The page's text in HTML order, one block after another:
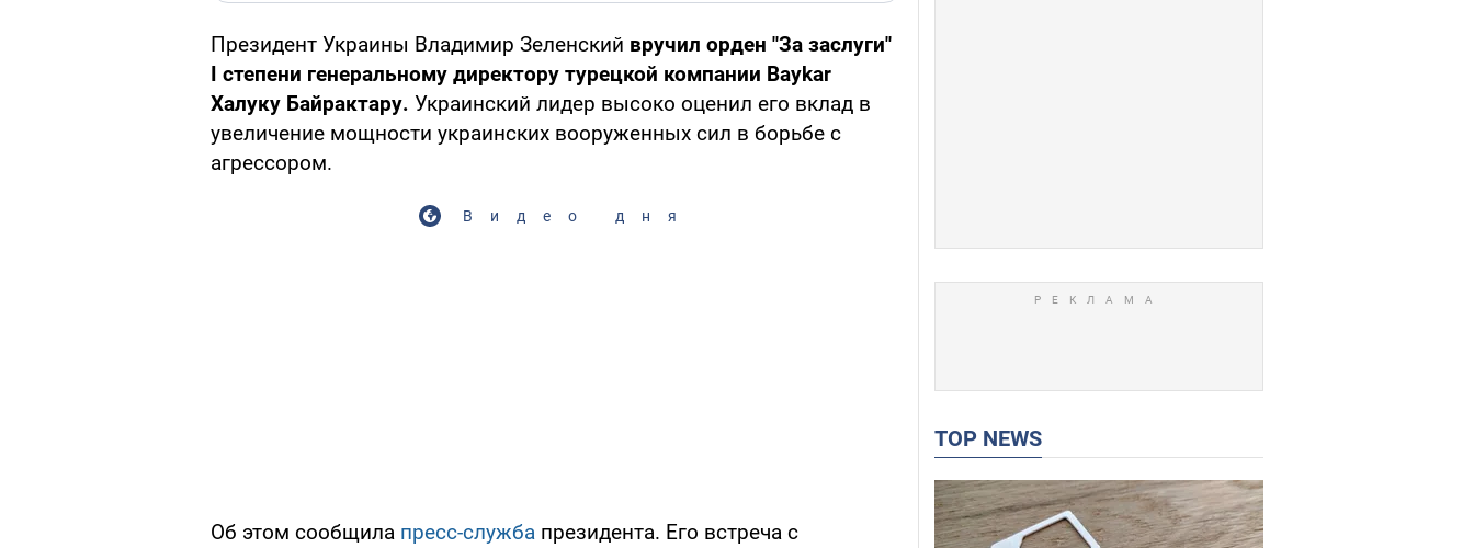
Президент Украины Владимир Зеленский вручил орден "За заслуги"
I степени генеральному директору турецкой компании Baykar
Халуку Байрактару. Украинский лидер высоко оценил его вклад в
увеличение мощности украинских вооруженных сил в борьбе с
агрессором.
Видео дня
Об этом сообщила пресс-служба президента. Его встреча с
TOP NEWS